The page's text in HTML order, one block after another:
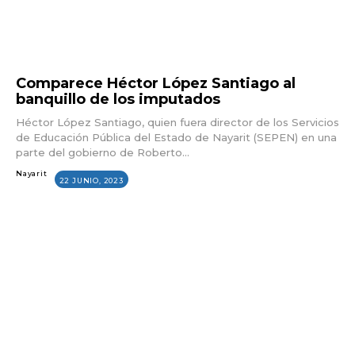
Comparece Héctor López Santiago al
banquillo de los imputados
Héctor López Santiago, quien fuera director de los Servicios
de Educación Pública del Estado de Nayarit (SEPEN) en una
parte del gobierno de Roberto...
Nayarit
22 JUNIO, 2023